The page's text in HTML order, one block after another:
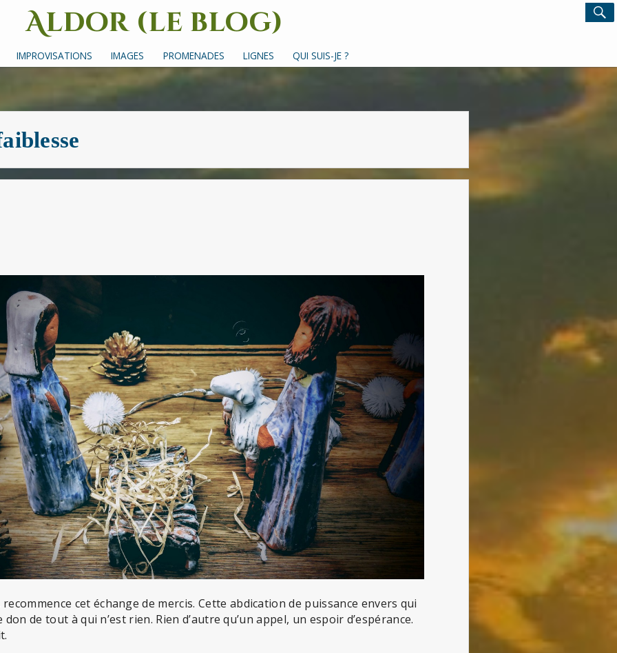
Aldor (le blog)
Un site avec des mots, des images et des sons
IMPROVISATIONS IMAGES PROMENADES LIGNES QUI SUIS-JE ?
Search
for:
cet échange de mercis. Cette abdication de puissance envers qui
don de tout à qui n’est rien. Rien d’autre qu’un appel, un espoir d’espérance.